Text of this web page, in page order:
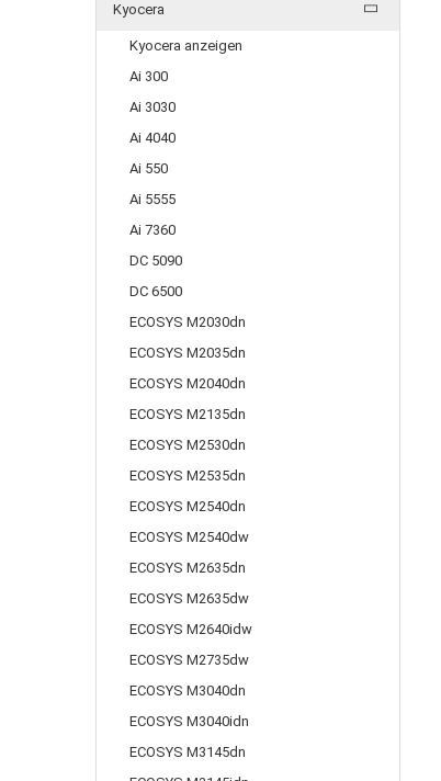
Kyocera
Kyocera anzeigen
Ai 300
Ai 3030
Ai 4040
Ai 550
Ai 5555
Ai 7360
DC 5090
DC 6500
ECOSYS M2030dn
ECOSYS M2035dn
ECOSYS M2040dn
ECOSYS M2135dn
ECOSYS M2530dn
ECOSYS M2535dn
ECOSYS M2540dn
ECOSYS M2540dw
ECOSYS M2635dn
ECOSYS M2635dw
ECOSYS M2640idw
ECOSYS M2735dw
ECOSYS M3040dn
ECOSYS M3040idn
ECOSYS M3145dn